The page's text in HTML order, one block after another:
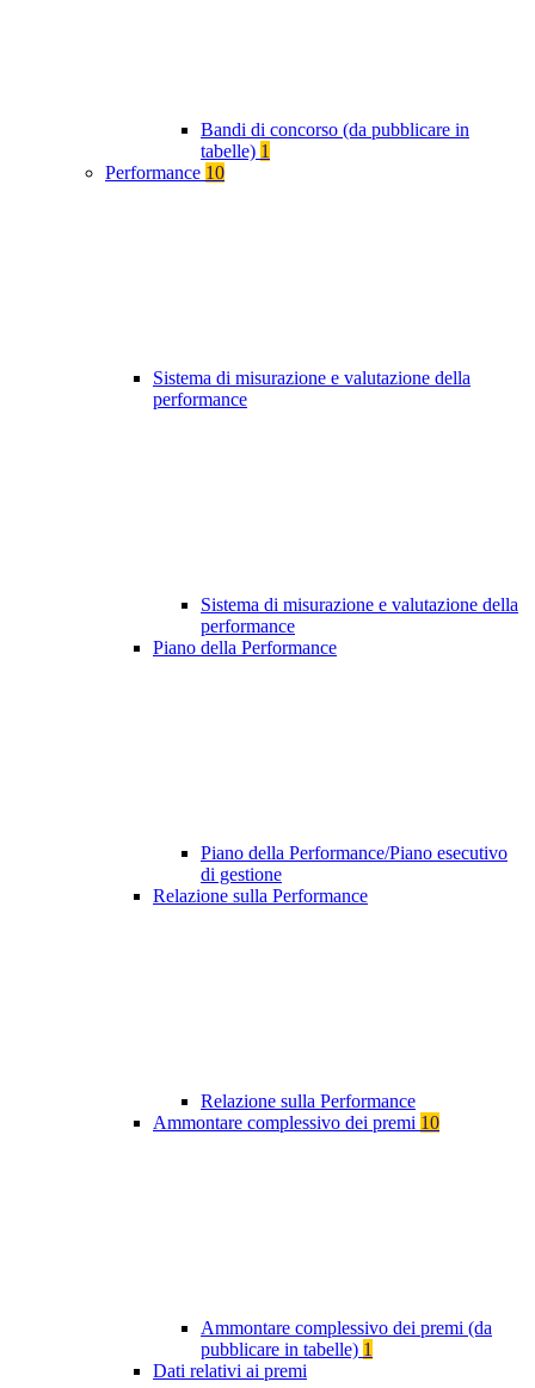
Bandi di concorso (da pubblicare in
tabelle) 1
Performance 10
Sistema di misurazione e valutazione della
performance
Sistema di misurazione e valutazione della
performance
Piano della Performance
Piano della Performance/Piano esecutivo
di gestione
Relazione sulla Performance
Relazione sulla Performance
Ammontare complessivo dei premi 10
Ammontare complessivo dei premi (da
pubblicare in tabelle) 1
Dati relativi ai premi